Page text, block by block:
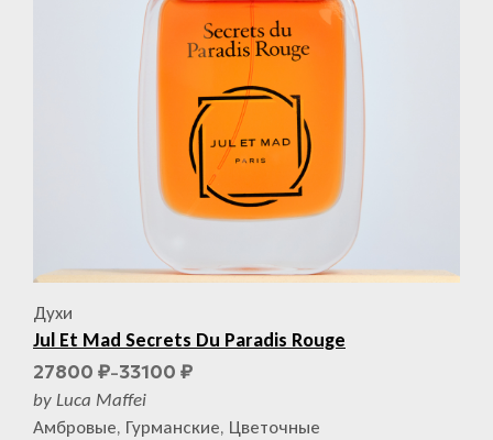
Духи
Jul Et Mad Secrets Du Paradis Rouge
27800 ₽–33100 ₽
by Luca Maffei
Амбровые, Гурманские, Цветочные